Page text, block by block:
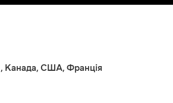
, Канада, США, Франція